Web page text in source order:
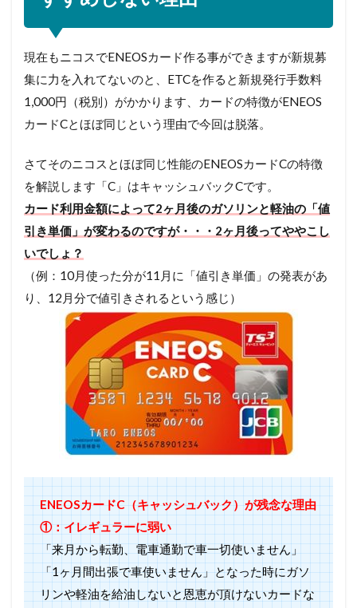
現在もニコスでENEOSカード作る事ができますが新規募
集に力を入れてないのと、ETCを作ると新規発行手数料
1,000円（税別）がかかります、カードの特徴がENEOS
カードCとほぼ同じという理由で今回は脱落。
さてそのニコスとほぼ同じ性能のENEOSカードCの特徴
を解説します「C」はキャッシュバックCです。
カード利用金額によって2ヶ月後のガソリンと軽油の「値
引き単価」が変わるのですが・・・2ヶ月後ってややこし
いでしょ？
（例：10月使った分が11月に「値引き単価」の発表があ
り、12月分で値引きされるという感じ）
ENEOSカードC（キャッシュバック）が残念な理由
①：イレギュラーに弱い
「来月から転勤、電車通勤で車一切使いません」
「1ヶ月間出張で車使いません」となった時にガソ
リンや軽油を給油しないと恩恵が頂けないカードな